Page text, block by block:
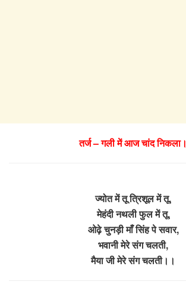
तर्ज – गली में आज चांद निकला।
ज्योत में तू त्रिशूल में तू,
मेहंदी नथली फुल में तू,
ओढ़े चुनड़ी माँ सिंह पे सवार,
भवानी मेरे संग चलती,
मैया जी मेरे संग चलती।।